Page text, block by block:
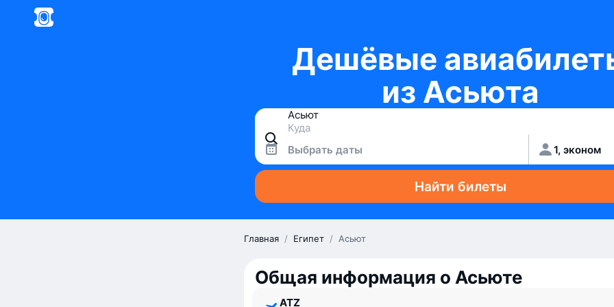
Дешёвые
из Асьюта
Выбрать даты 1, эконом
Найти билеты
Главная / Египет / Асьют
Общая информация о Асьюте
ATZ